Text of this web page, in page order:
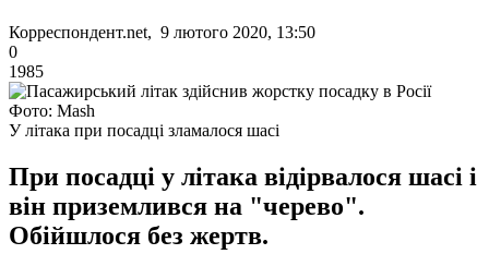
Корреспондент.net, 9 лютого 2020, 13:50
0
1985
Фото: Mash
У літака при посадці зламалося шасі
При посадці у літака відірвалося шасі і
він приземлився на "черево".
Обійшлося без жертв.